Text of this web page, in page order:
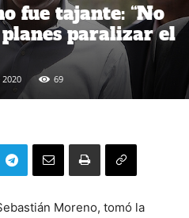
fue tajante: “No
paralizar el
69
Moreno, tomó la